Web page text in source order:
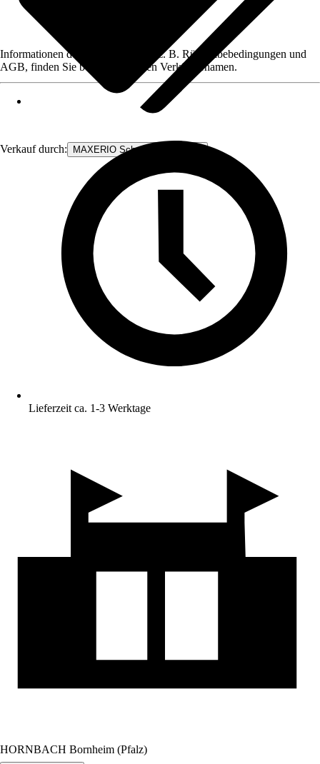
Verkauf durch: MAXERIO Schraubfundamente
Informationen des Verkäufers, wie z. B. Rückgabebedingungen und
AGB, finden Sie bei Klick auf den Verkäufernamen.
Lieferzeit ca. 1-3 Werktage
HORNBACH Bornheim (Pfalz)